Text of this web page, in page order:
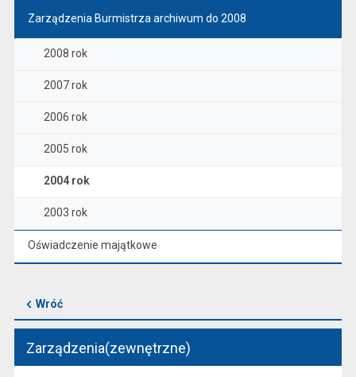
Zarządzenia Burmistrza archiwum do 2008
2008 rok
2007 rok
2006 rok
2005 rok
2004 rok
2003 rok
Oświadczenie majątkowe
Wróć
Zarządzenia(zewnętrzne)